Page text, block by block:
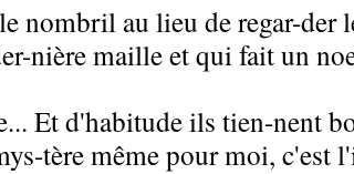
nombril au lieu de regar-der
nière maille et qui fait un
Et d'habitude ils tien-nent
tère même pour moi, c'est